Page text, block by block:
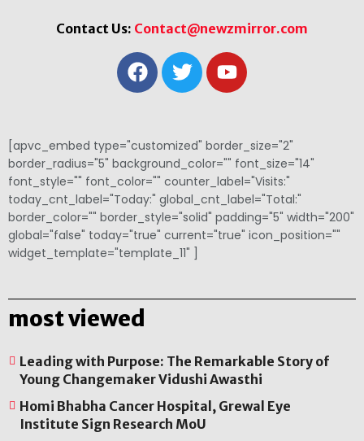
Contact Us: Contact@newzmirror.com
[apvc_embed type="customized" border_size="2"
border_radius="5" background_color="" font_size="14"
font_style="" font_color="" counter_label="Visits:"
today_cnt_label="Today:" global_cnt_label="Total:"
border_color="" border_style="solid" padding="5" width="200"
global="false" today="true" current="true" icon_position=""
widget_template="template_11" ]
most viewed
Leading with Purpose: The Remarkable Story of
Young Changemaker Vidushi Awasthi
Homi Bhabha Cancer Hospital, Grewal Eye
Institute Sign Research MoU